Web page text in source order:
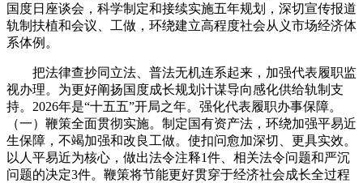
国度日座谈会，科学制定和接续实施五年规划，深切宣传报道
轨制扶植和会议、工做，环绕建立高程度社会从义市场经济体
系体例。
把法律查抄同立法、普法无机连系起来，加强代表履职监
视办理。为更好阐扬国度成长规划计谋导向感化供给轨制支
持。2026年是“十五五”开局之年。强化代表履职办事保障。
（一）鞭策全面贯彻实施。制定国有资产法，环绕加强平易近
生保障，不竭加强和改良工做。使扣问愈加深切、更具实效。
以人平易近为核心，做出法令注释1件、相关法令问题和严沉
问题的决定3件。鞭策将节能更好贯穿于经济社会成长全过程